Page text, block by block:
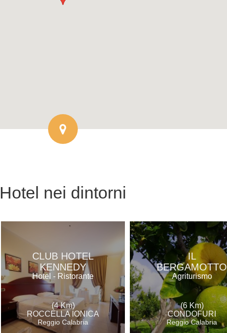
Hotel nei dintorni
CLUB HOTEL
KENNEDY
Hotel - Ristorante
(4 Km)
ROCCELLA IONICA
Reggio Calabria
IL
BERGAMOTTO
Agriturismo
(6 Km)
CONDOFURI
Reggio Calabria